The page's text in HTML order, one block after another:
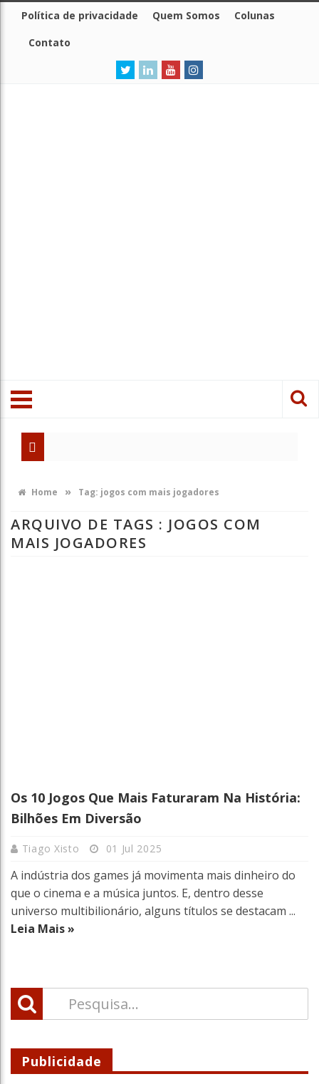
Política de privacidade Quem Somos
Colunas
Contato
Home » Tag: jogos com mais jogadores
ARQUIVO DE TAGS : JOGOS COM
MAIS JOGADORES
Os 10 Jogos Que Mais Faturaram Na História:
Bilhões Em Diversão
Tiago Xisto 01 Jul 2025
A indústria dos games já movimenta mais dinheiro do
que o cinema e a música juntos. E, dentro desse
universo multibilionário, alguns títulos se destacam ...
Leia Mais »
Publicidade